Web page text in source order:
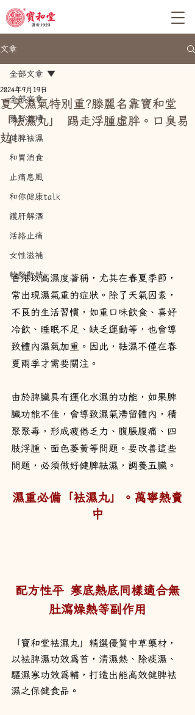
文章
全部文章
養腎益精
健脾袪濕
和胃消食
止痛息風
和你健康talk
護肝解酒
活絡止痛
女性滋補
軟堅散結
全部文章
夏天濕氣特別重?滕麗名靠寶和堂
「袪濕丸」 踢走浮腫虛胖。口臭易
攰!
2024年9月19日
香港以高濕度著稱，尤其在春夏季節，
常出現濕氣重的症狀。除了天氣因素，
不良的生活習慣，如重口味飲食、喜好
冷飲、睡眠不足、缺乏運動等，也會導
致體內濕氣加重。因此，祛濕不僅在春
夏兩季才需要關注。
由於脾臟具有運化水濕的功能，如果脾
臟功能不佳，會導致濕氣滯留體內，積
聚聚毒，形成疲倦乏力、腹脹腹痛、四
肢浮腫、面色萎黃等問題。要改善這些
問題，必須做好健脾祛濕，調養五臟。
濕重必備「袪濕丸」。萬寧熱賣
中
配方性平 寒底熱底同樣適合無
肚瀉燥熱等副作用
「寶和堂袪濕丸」精選優質中草藥材，
以袪脾濕功效為首，清濕熱、除痰濕、
驅濕寒功效為輔，打造出能高效健脾袪
濕之保健食品。